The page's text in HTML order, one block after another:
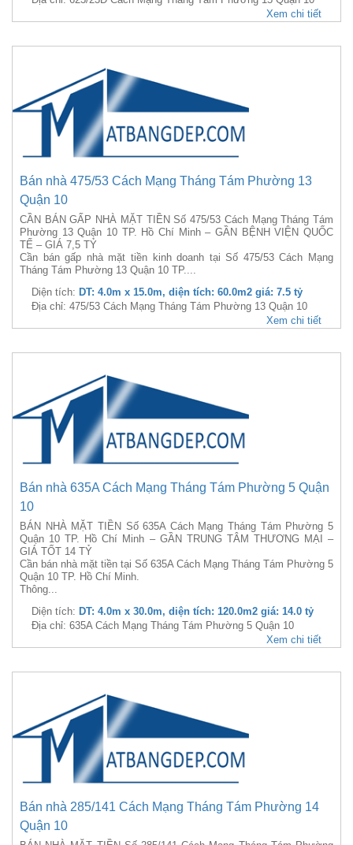
Xem chi tiết
Bán nhà 475/53 Cách Mạng Tháng Tám Phường 13
Quận 10
CẦN BÁN GẤP NHÀ MẶT TIỀN Số 475/53 Cách Mạng Tháng Tám
Phường 13 Quận 10 TP. Hồ Chí Minh – GẦN BỆNH VIỆN QUỐC
TẾ – GIÁ 7,5 TỶ
Cần bán gấp nhà mặt tiền kinh doanh tại Số 475/53 Cách Mạng
Tháng Tám Phường 13 Quận 10 TP....
Diện tích: DT: 4.0m x 15.0m, diện tích: 60.0m2 giá: 7.5 tỷ
Địa chỉ: 475/53 Cách Mạng Tháng Tám Phường 13 Quận 10
Xem chi tiết
Bán nhà 635A Cách Mạng Tháng Tám Phường 5 Quận
10
BÁN NHÀ MẶT TIỀN Số 635A Cách Mạng Tháng Tám Phường 5
Quận 10 TP. Hồ Chí Minh – GẦN TRUNG TÂM THƯƠNG MẠI –
GIÁ TỐT 14 TỶ
Cần bán nhà mặt tiền tại Số 635A Cách Mạng Tháng Tám Phường 5
Quận 10 TP. Hồ Chí Minh.
Thông...
Diện tích: DT: 4.0m x 30.0m, diện tích: 120.0m2 giá: 14.0 tỷ
Địa chỉ: 635A Cách Mạng Tháng Tám Phường 5 Quận 10
Xem chi tiết
Bán nhà 285/141 Cách Mạng Tháng Tám Phường 14
Quận 10